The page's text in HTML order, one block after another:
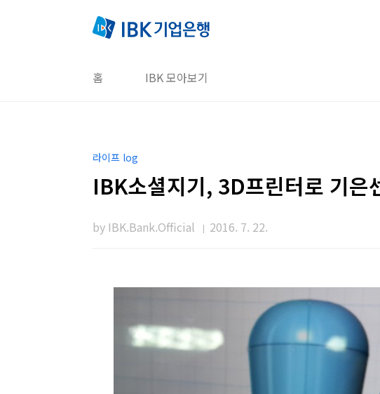
홈 IBK 모아보기
라이프 log
IBK소셜지기, 3D프린터로 기은
by IBK.Bank.Official 2016. 7. 22.